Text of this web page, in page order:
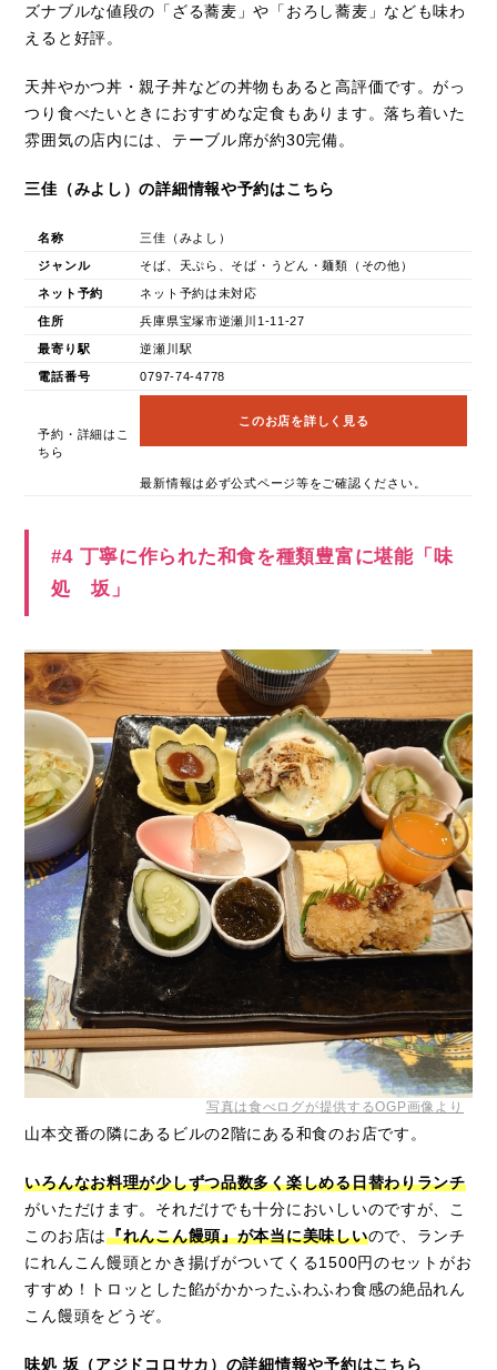
ズナブルな値段の「ざる蕎麦」や「おろし蕎麦」なども味わ
えると好評。
天丼やかつ丼・親子丼などの丼物もあると高評価です。がっ
つり食べたいときにおすすめな定食もあります。落ち着いた
雰囲気の店内には、テーブル席が約30完備。
三佳（みよし）の詳細情報や予約はこちら
名称 三佳（みよし）
ジャンル そば、天ぷら、そば・うどん・麺類（その他）
ネット予約 ネット予約は未対応
住所 兵庫県宝塚市逆瀬川1-11-27
最寄り駅 逆瀬川駅
電話番号 0797-74-4778
予約・詳細はこ
ちら
このお店を詳しく見る
最新情報は必ず公式ページ等をご確認ください。
#4 丁寧に作られた和食を種類豊富に堪能「味
処 坂」
写真は食べログが提供するOGP画像より
山本交番の隣にあるビルの2階にある和食のお店です。
いろんなお料理が少しずつ品数多く楽しめる日替わりランチ
がいただけます。それだけでも十分においしいのですが、こ
このお店は『れんこん饅頭』が本当に美味しいので、ランチ
にれんこん饅頭とかき揚げがついてくる1500円のセットがお
すすめ！トロッとした餡がかかったふわふわ食感の絶品れん
こん饅頭をどうぞ。
味処 坂（アジドコロサカ）の詳細情報や予約はこちら